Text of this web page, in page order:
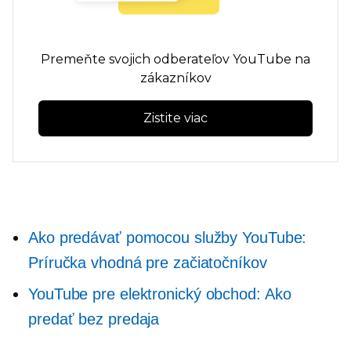
Premeňte svojich odberateľov YouTube na
zákazníkov
Zistite viac
Ako predávať pomocou služby YouTube:
Príručka vhodná pre začiatočníkov
YouTube pre elektronický obchod: Ako
predať bez predaja